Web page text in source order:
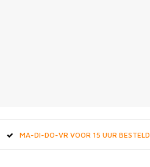
MA-DI-DO-VR VOOR 15 UUR